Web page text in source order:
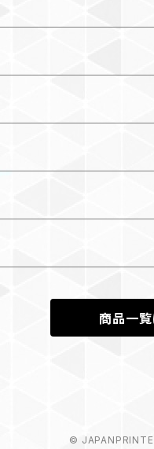
商品一覧
©